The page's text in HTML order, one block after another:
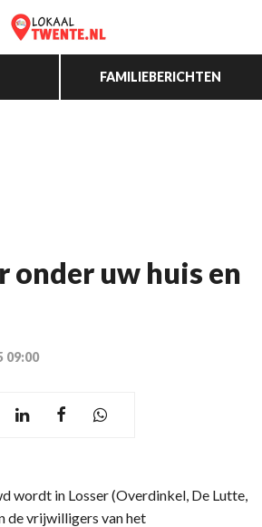
FAMILIEBERICHTEN
onder uw huis en
09:00
wordt in Losser (Overdinkel, De Lutte,
de vrijwilligers van het